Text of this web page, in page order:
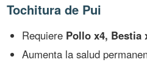
Tochitura de Pui
Requiere Pollo x4, Bestia
Aumenta la salud